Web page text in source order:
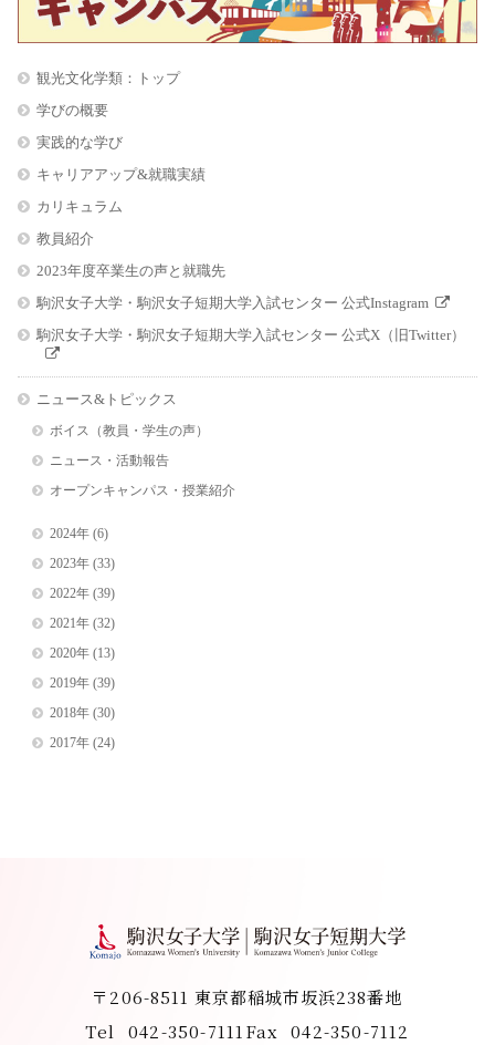
観光文化学類：トップ
学びの概要
実践的な学び
キャリアアップ&就職実績
カリキュラム
教員紹介
2023年度卒業生の声と就職先
駒沢女子大学・駒沢女子短期大学入試センター 公式Instagram
駒沢女子大学・駒沢女子短期大学入試センター 公式X（旧Twitter）
ニュース&トピックス
ボイス（教員・学生の声）
ニュース・活動報告
オープンキャンパス・授業紹介
2024年(6)
2023年(33)
2022年(39)
2021年(32)
2020年(13)
2019年(39)
2018年(30)
2017年(24)
〒206-8511 東京都稲城市坂浜238番地
Tel
042-350-7111 Fax 042-350-7112